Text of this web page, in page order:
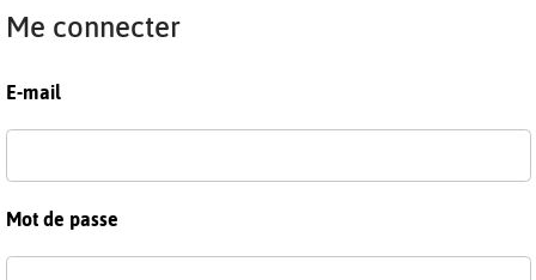
Me connecter
E-mail
Mot de passe